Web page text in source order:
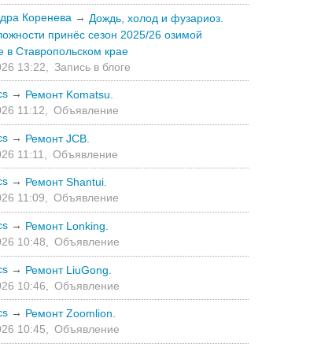
Коренева → Дождь, холод и фузариоз.
принёс сезон 2025/26 озимой
в Ставропольском крае
13:22,
Запись в блоге
→ Ремонт Komatsu.
11:12,
Объявление
→ Ремонт JCB.
11:11,
Объявление
→ Ремонт Shantui.
11:09, Объявление
→ Ремонт Lonking.
10:48,
Объявление
→ Ремонт LiuGong.
10:46,
Объявление
→ Ремонт Zoomlion.
10:45,
Объявление